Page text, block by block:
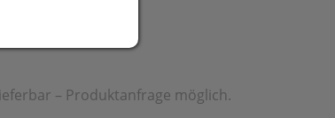
– Produktanfrage möglich.